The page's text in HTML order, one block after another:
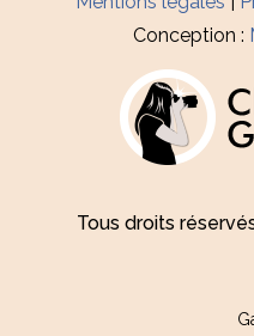
Conception :
Tous droits